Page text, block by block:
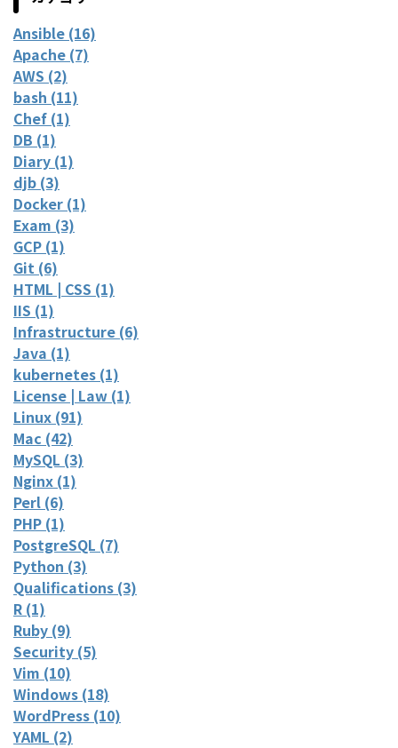
Ansible (16)
Apache (7)
AWS (2)
bash (11)
Chef (1)
DB (1)
Diary (1)
djb (3)
Docker (1)
Exam (3)
GCP (1)
Git (6)
HTML | CSS (1)
IIS (1)
Infrastructure (6)
Java (1)
kubernetes (1)
License | Law (1)
Linux (91)
Mac (42)
MySQL (3)
Nginx (1)
Perl (6)
PHP (1)
PostgreSQL (7)
Python (3)
Qualifications (3)
R (1)
Ruby (9)
Security (5)
Vim (10)
Windows (18)
WordPress (10)
YAML (2)